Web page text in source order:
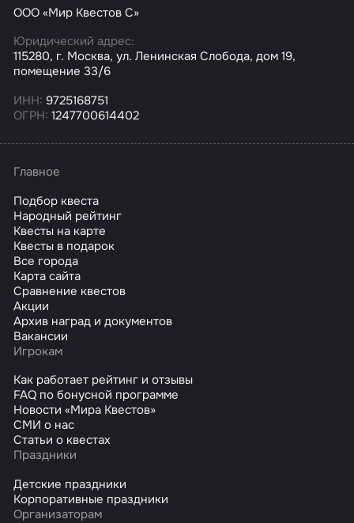
ООО «Мир Квестов С»
Юридический адрес:
115280, г. Москва, ул. Ленинская Слобода, дом 19,
помещение 33/6
ИНН: 9725168751
ОГРН: 1247700614402
Главное
Подбор квеста
Народный рейтинг
Квесты на карте
Квесты в подарок
Все города
Карта сайта
Сравнение квестов
Акции
Архив наград и документов
Вакансии
Игрокам
Как работает рейтинг и отзывы
FAQ по бонусной программе
Новости «Мира Квестов»
СМИ о нас
Статьи о квестах
Праздники
Детские праздники
Корпоративные праздники
Организаторам